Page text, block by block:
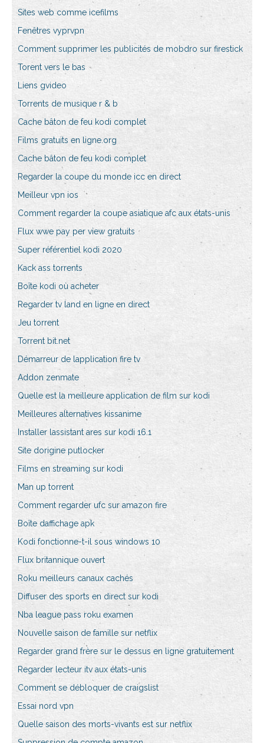
Sites web comme icefilms
Fenêtres vyprvpn
Comment supprimer les publicités de mobdro sur firestick
Torent vers le bas
Liens gvideo
Torrents de musique r & b
Cache bâton de feu kodi complet
Films gratuits en ligne.org
Cache bâton de feu kodi complet
Regarder la coupe du monde icc en direct
Meilleur vpn ios
Comment regarder la coupe asiatique afc aux états-unis
Flux wwe pay per view gratuits
Super référentiel kodi 2020
Kack ass torrents
Boîte kodi où acheter
Regarder tv land en ligne en direct
Jeu torrent
Torrent bit.net
Démarreur de lapplication fire tv
Addon zenmate
Quelle est la meilleure application de film sur kodi
Meilleures alternatives kissanime
Installer lassistant ares sur kodi 16.1
Site dorigine putlocker
Films en streaming sur kodi
Man up torrent
Comment regarder ufc sur amazon fire
Boîte daffichage apk
Kodi fonctionne-t-il sous windows 10
Flux britannique ouvert
Roku meilleurs canaux cachés
Diffuser des sports en direct sur kodi
Nba league pass roku examen
Nouvelle saison de famille sur netflix
Regarder grand frère sur le dessus en ligne gratuitement
Regarder lecteur itv aux états-unis
Comment se débloquer de craigslist
Essai nord vpn
Quelle saison des morts-vivants est sur netflix